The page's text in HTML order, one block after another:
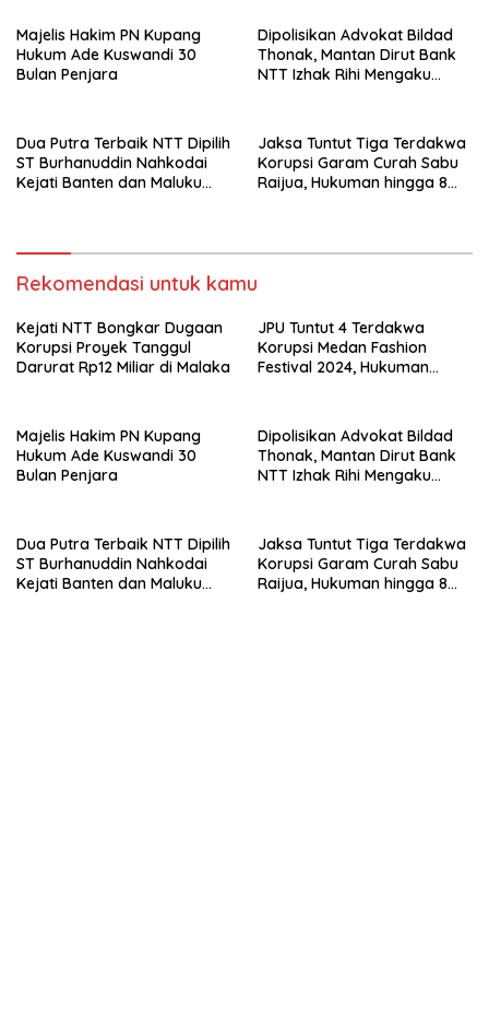
Majelis Hakim PN Kupang
Hukum Ade Kuswandi 30
Bulan Penjara
Dipolisikan Advokat Bildad
Thonak, Mantan Dirut Bank
NTT Izhak Rihi Mengaku
Dua Putra Terbaik NTT Dipilih
ST Burhanuddin Nahkodai
Kejati Banten dan Maluku
Jaksa Tuntut Tiga Terdakwa
Korupsi Garam Curah Sabu
Raijua, Hukuman hingga 8
Rekomendasi untuk kamu
Kejati NTT Bongkar Dugaan
Korupsi Proyek Tanggul
Darurat Rp12 Miliar di Malaka
JPU Tuntut 4 Terdakwa
Korupsi Medan Fashion
Festival 2024, Hukuman
Majelis Hakim PN Kupang
Hukum Ade Kuswandi 30
Bulan Penjara
Dipolisikan Advokat Bildad
Thonak, Mantan Dirut Bank
NTT Izhak Rihi Mengaku
Dua Putra Terbaik NTT Dipilih
ST Burhanuddin Nahkodai
Kejati Banten dan Maluku
Jaksa Tuntut Tiga Terdakwa
Korupsi Garam Curah Sabu
Raijua, Hukuman hingga 8